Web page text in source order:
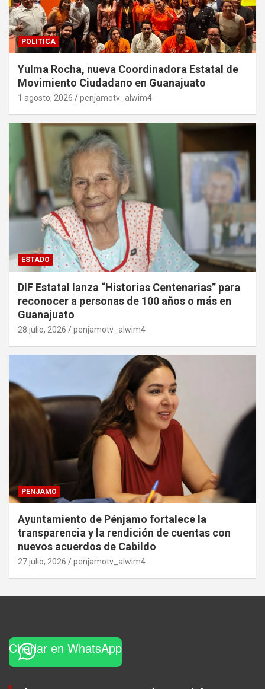
POLITICA
Yulma Rocha, nueva Coordinadora Estatal de
Movimiento Ciudadano en Guanajuato
1 agosto, 2026 penjamotv_alwim4
ESTADO
DIF Estatal lanza “Historias Centenarias” para
reconocer a personas de 100 años o más en
Guanajuato
28 julio, 2026 penjamotv_alwim4
PENJAMO
Ayuntamiento de Pénjamo fortalece la
transparencia y la rendición de cuentas con
nuevos acuerdos de Cabildo
27 julio, 2026 penjamotv_alwim4
Charlar en WhatsApp